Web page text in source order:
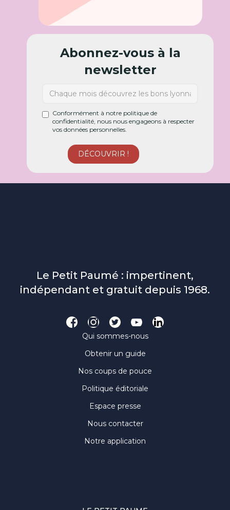
Abonnez-vous à la
newsletter
Conformément à notre politique de
confidentialité, nous nous engageons à respecter
vos données personnelles.
Le Petit Paumé : impertinent,
indépendant et gratuit depuis 1968.
Qui sommes-nous
Obtenir un guide
Nos coups de pouce
Politique éditoriale
Espace presse
Nous contacter
Notre application